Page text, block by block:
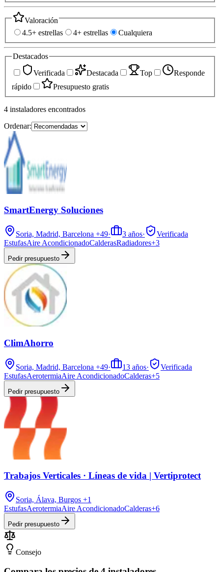
Valoración
4.5+ estrellas
4+ estrellas Cualquiera
Destacados
Verificada
Destacada Top
Responde
rápido
Presupuesto gratis
4 instaladores encontrados
Ordenar:
SmartEnergy Soluciones
Soria, Madrid, Barcelona +49· 3 años·
Verificada
EstufasAire AcondicionadoCalderasRadiadores+3
Pedir presupuesto
ClimAhorro
Soria, Madrid, Barcelona +49· 13 años·
Verificada
EstufasAerotermiaAire AcondicionadoCalderas+5
Pedir presupuesto
Trabajos Verticales · Líneas de vida | Vertiprotect
Soria, Álava, Burgos +1
EstufasAerotermiaAire AcondicionadoCalderas+6
Pedir presupuesto
Consejo